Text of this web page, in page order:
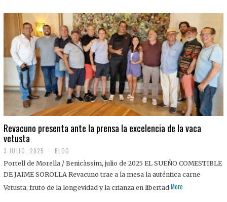
2
5
Revacuno presenta ante la prensa la excelencia de la vaca
vetusta
3 JULIO, 2025
J
U
I
BLOG
Portell de Morella / Benicàssim, julio de 2025 EL SUEÑO COMESTIBLE
DE JAIME SOROLLA Revacuno trae a la mesa la auténtica carne
Vetusta, fruto de la longevidad y la crianza en libertad More